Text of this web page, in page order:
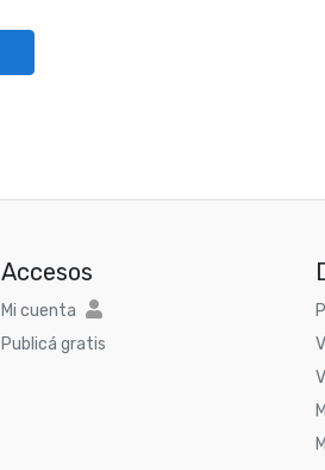
Accesos
Mi cuenta
Publicá gratis